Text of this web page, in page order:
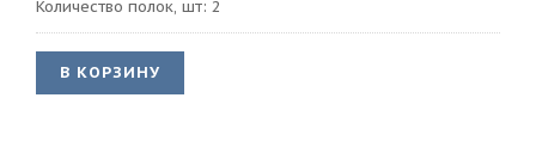
Количество полок, шт: 2
В КОРЗИНУ